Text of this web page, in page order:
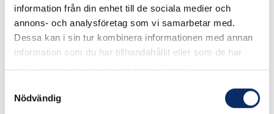
information från din enhet till de sociala medier och
annons- och analysföretag som vi samarbetar med.
Dessa kan i sin tur kombinera informationen med annan
information som du har tillhandahållit eller som de har
Nödvändig
Produktinformation expand_more